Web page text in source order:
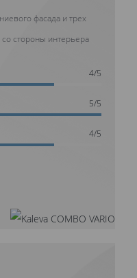
фасада и трех
со стороны интерьера
4/5
5/5
4/5